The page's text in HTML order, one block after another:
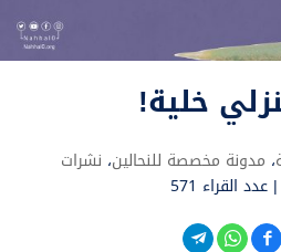
خلية!
، مدونة مخصصة للنحالين، نشرات
| عدد القراء 571